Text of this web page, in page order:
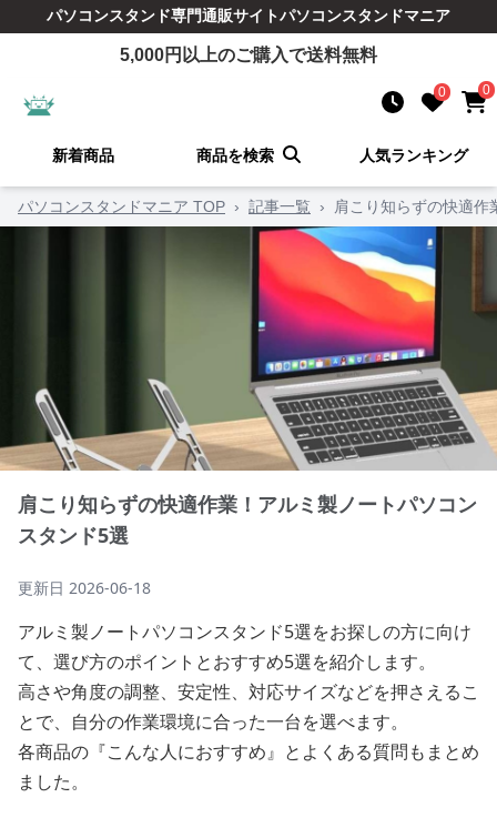
パソコンスタンド専門通販サイトパソコンスタンドマニア
5,000円以上のご購入で送料無料
0 0
新着商品 商品を検索 人気ランキング
パソコンスタンドマニア TOP › 記事一覧 › 肩こり知らずの快適
肩こり知らずの快適作業！アルミ製ノートパソコン
スタンド5選
更新日 2026-06-18
アルミ製ノートパソコンスタンド5選をお探しの方に向け
て、選び方のポイントとおすすめ5選を紹介します。
高さや角度の調整、安定性、対応サイズなどを押さえるこ
とで、自分の作業環境に合った一台を選べます。
各商品の『こんな人におすすめ』とよくある質問もまとめ
ました。